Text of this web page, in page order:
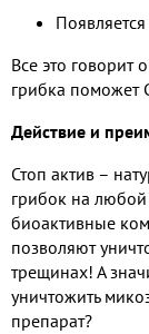
Все это говорит
грибка поможет
Действие и
Стоп актив –
грибок на любой
биоактивные
позволяют
трещинах! А
уничтожить
препарат?